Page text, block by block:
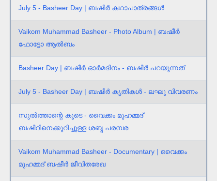
July 5 - Basheer Day | ബഷീർ കഥാപാത്രങ്ങൾ
Vaikom Muhammad Basheer - Photo Album | ബഷീർ
ഫോട്ടോ ആൽബം
Basheer Day | ബഷീര്‍ ഓര്‍മദിനം - ബഷീര്‍ പറയുന്നത്
July 5 - Basheer Day | ബഷീർ കൃതികൾ - ലഘു വിവരണം
സുൽത്താന്റെ കൂടെ - വൈക്കം മുഹമ്മദ്
ബഷീറിനെക്കുറിച്ചുള്ള ശബ്ദ പരമ്പര
Vaikom Muhammad Basheer - Documentary | വൈക്കം
മുഹമ്മദ് ബഷീര്‍ ജീവിതരേഖ